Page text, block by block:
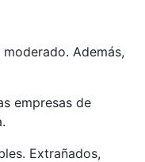
Además,
empresas de
Extrañados,